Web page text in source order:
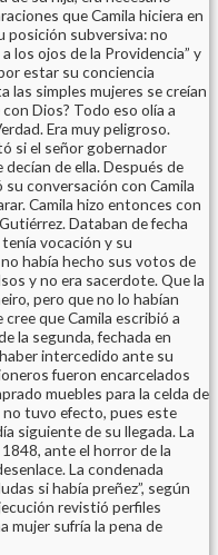
que Camila hiciera en
posición subversiva: no
los ojos de la Providencia” y
estar su conciencia
las simples mujeres se creían
Dios? Todo eso olía a
Era muy peligroso.
si el señor gobernador
de ella. Después de
su conversación con Camila
Camila hizo entonces con
Databan de fecha
vocación y su
había hecho sus votos de
y no era sacerdote. Que la
pero que no lo habían
que Camila escribió a
la segunda, fechada en
intercedido ante su
fueron encarcelados
muebles para la celda de
tuvo efecto, pues este
siguiente de su llegada. La
ante el horror de la
La condenada
si había preñez”, según
revistió perfiles
mujer sufría la pena de